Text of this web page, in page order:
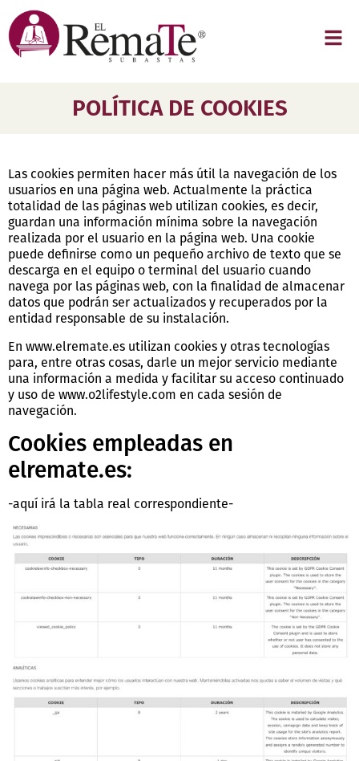
POLÍTICA DE COOKIES
Las cookies permiten hacer más útil la navegación de los
usuarios en una página web. Actualmente la práctica
totalidad de las páginas web utilizan cookies, es decir,
guardan una información mínima sobre la navegación
realizada por el usuario en la página web. Una cookie
puede definirse como un pequeño archivo de texto que se
descarga en el equipo o terminal del usuario cuando
navega por las páginas web, con la finalidad de almacenar
datos que podrán ser actualizados y recuperados por la
entidad responsable de su instalación.
En www.elremate.es utilizan cookies y otras tecnologías
para, entre otras cosas, darle un mejor servicio mediante
una información a medida y facilitar su acceso continuado
y uso de www.o2lifestyle.com en cada sesión de
navegación.
Cookies empleadas en
elremate.es:
-aquí irá la tabla real correspondiente-